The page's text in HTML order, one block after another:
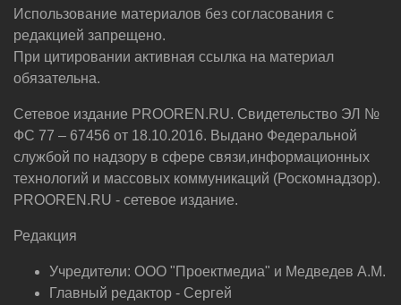
Использование материалов без согласования с
редакцией запрещено.
При цитировании активная ссылка на материал
обязательна.
Сетевое издание PROOREN.RU. Свидетельство ЭЛ №
ФС 77 – 67456 от 18.10.2016. Выдано Федеральной
службой по надзору в сфере связи,информационных
технологий и массовых коммуникаций (Роскомнадзор).
PROOREN.RU - сетевое издание.
Редакция
Учредители: ООО "Проектмедиа" и Медведев А.М.
Главный редактор - Сергей